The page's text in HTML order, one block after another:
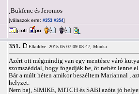
˛Bukfenc és Jeromos
[válaszok erre: #353 #354]
351. Elküldve: 2015-05-07 09:03:47, Munka
Azért ott mégmindig van egy mentésre váró
szomszéddal, hogy fogadják be, őt nehéz lenne
Bár a múlt héten amikor beszéltem Mariannal ,
helyzet.
Nem baj, SIMIKE, MITCH és SABI azóta jó